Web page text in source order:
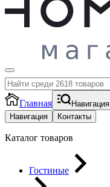
Главная Навигация
Навигация Контакты
Каталог товаров
Гостиные